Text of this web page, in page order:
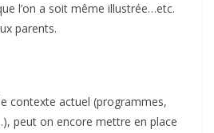
l’on a soit même illustrée…etc.
parents.
contexte actuel (programmes,
peut on encore mettre en place